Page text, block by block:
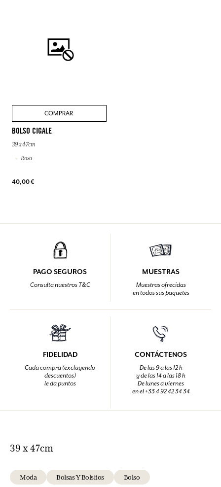
COMPRAR
BOLSO CIGALE
39 x 47cm
Rosa
40,00 €
PAGO SEGUROS
Consulta nuestros T&C
MUESTRAS
Muestras ofrecidas
en todos sus paquetes
FIDELIDAD
Cada compra (excluyendo
descuentos)
le da puntos
CONTÁCTENOS
De las 9 a las 12 h
y de las 14 a las 18 h
De lunes a viernes
en el +33 4 92 42 34 34
39 x 47cm
Moda Bolsas Y Bolsitos Bolso